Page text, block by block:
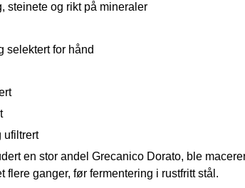
steinete og rikt på mineraler
selektert for hånd
ufiltrert
en stor andel Grecanico Dorato, ble
flere ganger, før fermentering i rustfritt stål.